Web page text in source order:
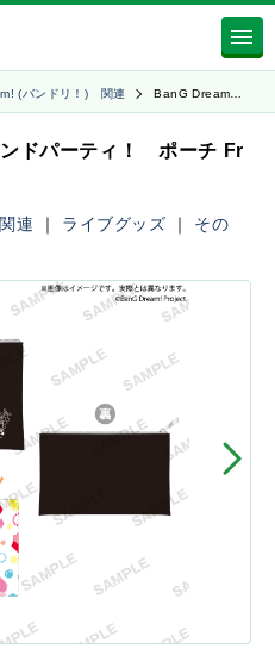
(バンドリ！) 関連 BanG Dream…
ドパーティ！ ポーチ Fr
連 ｜ ライブグッズ ｜ その